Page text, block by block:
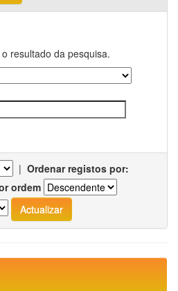
resultado da pesquisa.
| Ordenar registos por:
ordem